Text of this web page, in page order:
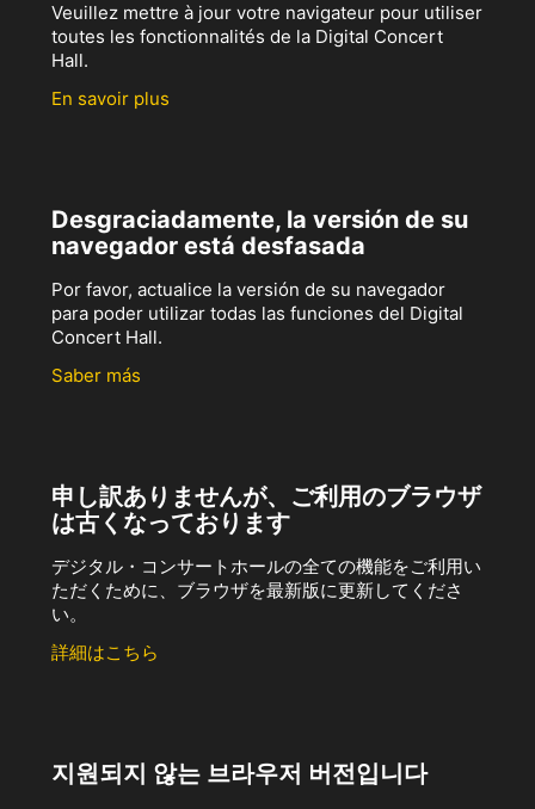
Veuillez mettre à jour votre navigateur pour utiliser
toutes les fonctionnalités de la Digital Concert
Hall.
En savoir plus
Desgraciadamente, la versión de su
navegador está desfasada
Por favor, actualice la versión de su navegador
para poder utilizar todas las funciones del Digital
Concert Hall.
Saber más
申し訳ありませんが、ご利用のブラウザ
は古くなっております
デジタル・コンサートホールの全ての機能をご利用い
ただくために、ブラウザを最新版に更新してくださ
い。
詳細はこちら
지원되지 않는 브라우저 버전입니다